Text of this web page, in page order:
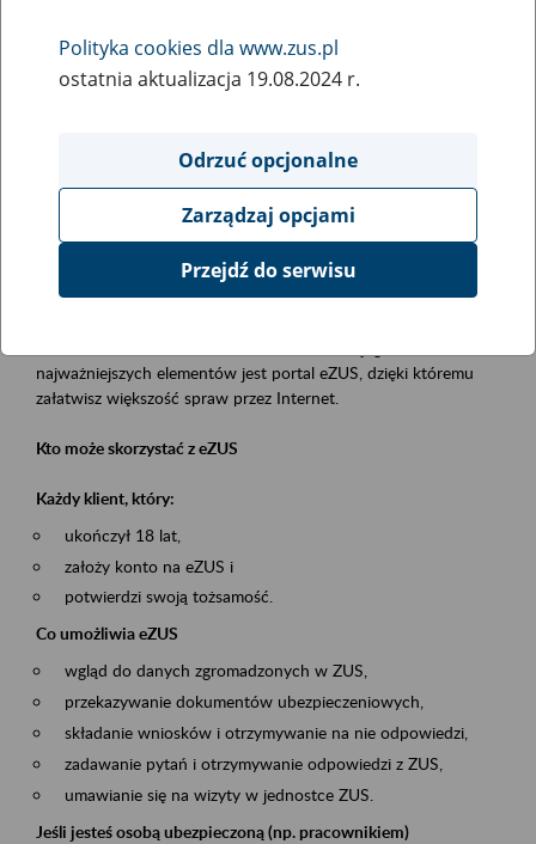
Rodzaj wydarzenia
Szkolenia
Obszar merytoryczny
obsługa klientów
Opis wydarzenia
Platforma Usług Elektronicznych eZUS
najważniejszych elementów jest portal eZUS, dzięki któremu
załatwisz większość spraw przez Internet.
Kto może skorzystać z eZUS
Każdy klient, który:
ukończył 18 lat,
założy konto na eZUS i
potwierdzi swoją tożsamość.
Co umożliwia eZUS
wgląd do danych zgromadzonych w ZUS,
przekazywanie dokumentów ubezpieczeniowych,
składanie wniosków i otrzymywanie na nie odpowiedzi,
zadawanie pytań i otrzymywanie odpowiedzi z ZUS,
umawianie się na wizyty w jednostce ZUS.
Jeśli jesteś osobą ubezpieczoną (np. pracownikiem)
Polityka cookies dla www.zus.pl
ostatnia aktualizacja 19.08.2024 r.
Odrzuć opcjonalne
Zarządzaj opcjami
Przejdź do serwisu